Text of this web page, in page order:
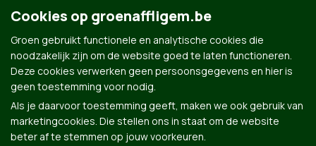
de gemeente Affligem
Alle vragen en suggesties steeds welkom via onze
FB
Paginaof opinfo@groenaffligem.be
Cookies op groenaffligem.be
Groen gebruikt functionele en analytische cookies die
noodzakelijk zijn om de website goed te laten functioneren.
Deze cookies verwerken geen persoonsgegevens en hier is
geen toestemming voor nodig.
Als je daarvoor toestemming geeft, maken we ook gebruik van
marketingcookies. Die stellen ons in staat om de website
beter af te stemmen op jouw voorkeuren.